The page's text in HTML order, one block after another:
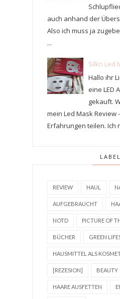
auch anhand der
Also ich muss ja
...
Silkn Led
Hallo ihr
eine LED
gekauft.
mein Led Mask Review
Erfahrungen teilen. Ich
REVIEW HAUL
AUFGEBRAUCHT
NOTD PICTURE OF
BÜCHER GREEN
HAUSMITTEL ALS
[REZESION] BEAUTY
HAARE AUSFETTEN